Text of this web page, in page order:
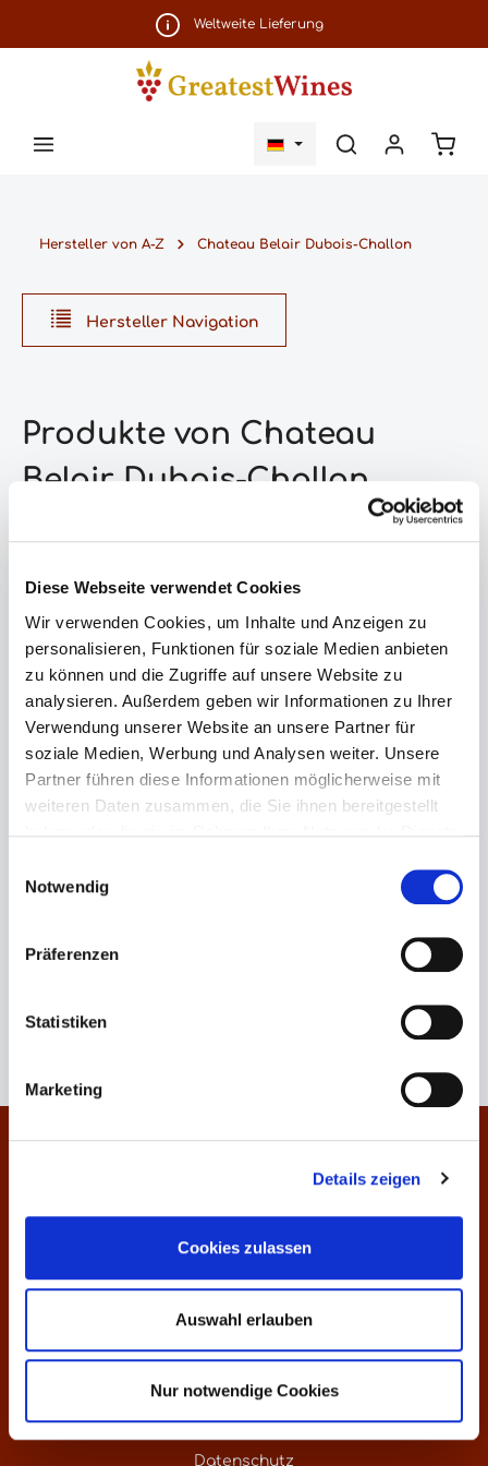
Diese Webseite verwendet Cookies
Wir verwenden Cookies, um Inhalte und Anzeigen zu
personalisieren, Funktionen für soziale Medien anbieten
zu können und die Zugriffe auf unsere Website zu
analysieren. Außerdem geben wir Informationen zu Ihrer
Verwendung unserer Website an unsere Partner für
soziale Medien, Werbung und Analysen weiter. Unsere
Partner führen diese Informationen möglicherweise mit
weiteren Daten zusammen, die Sie ihnen bereitgestellt
Notwendig
Präferenzen
Statistiken
Marketing
Details zeigen
Cookies zulassen
Auswahl erlauben
Nur notwendige Cookies
Zum Hauptinhalt springenWeltweite Lieferung
Hersteller von A-Z Chateau Belair Dubois-Challon
Hersteller Navigation
Produkte von Chateau
Belair Dubois-Challon
Kontakt
Informationen
Preisliste
Weinankauf
Datenschutz